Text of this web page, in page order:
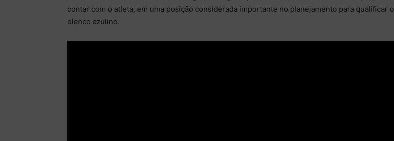
contar com o atleta, em uma posição considerada importante no planejamento para qualificar o
elenco azulino.